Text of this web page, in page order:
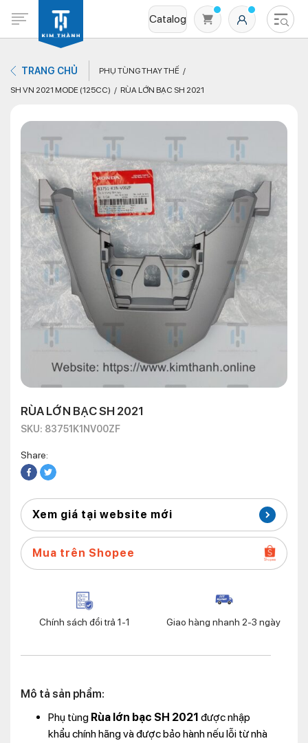
Catalog
Không có sản phẩm nào trong giỏ hàng
TRANG CHỦ
PHỤ TÙNG THAY THẾ
SH VN 2021 MODE (125CC)
RÙA LỚN BẠC SH 2021
RÙA LỚN BẠC SH 2021
SKU: 83751K1NV00ZF
Share:
Xem giá tại website mới
Mua trên Shopee
Chính sách đổi trả 1-1 Giao hàng nhanh 2-3 ngày
Mô tả sản phẩm:
Phụ tùng Rùa lớn bạc SH 2021 được nhập
khẩu chính hãng và được bảo hành nếu lỗi từ nhà